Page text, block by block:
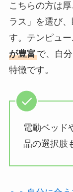
こちらの方は
ラス」を選び
す。テンピュ
が豊富で、自
特徴です。
電動ベッド
品の選択肢